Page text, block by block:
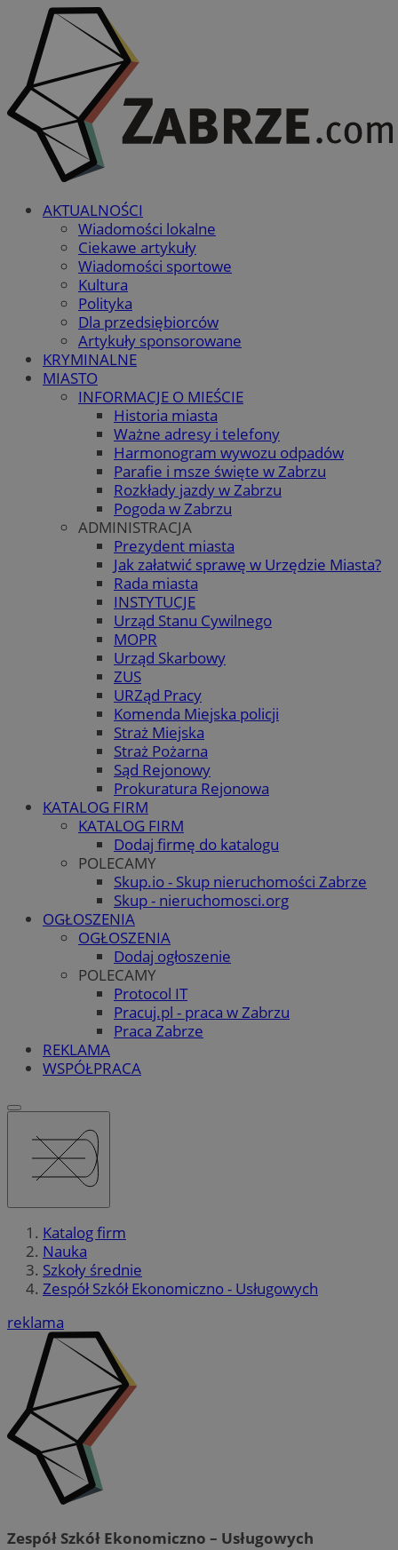
AKTUALNOŚCI
Wiadomości lokalne
Ciekawe artykuły
Wiadomości sportowe
Kultura
Polityka
Dla przedsiębiorców
Artykuły sponsorowane
KRYMINALNE
MIASTO
INFORMACJE O MIEŚCIE
Historia miasta
Ważne adresy i telefony
Harmonogram wywozu odpadów
Parafie i msze święte w Zabrzu
Rozkłady jazdy w Zabrzu
Pogoda w Zabrzu
ADMINISTRACJA
Prezydent miasta
Jak załatwić sprawę w Urzędzie Miasta?
Rada miasta
INSTYTUCJE
Urząd Stanu Cywilnego
MOPR
Urząd Skarbowy
ZUS
URZąd Pracy
Komenda Miejska policji
Straż Miejska
Straż Pożarna
Sąd Rejonowy
Prokuratura Rejonowa
KATALOG FIRM
KATALOG FIRM
Dodaj firmę do katalogu
POLECAMY
Skup.io - Skup nieruchomości Zabrze
Skup - nieruchomosci.org
OGŁOSZENIA
OGŁOSZENIA
Dodaj ogłoszenie
POLECAMY
Protocol IT
Pracuj.pl - praca w Zabrzu
Praca Zabrze
REKLAMA
WSPÓŁPRACA
Katalog firm
Nauka
Szkoły średnie
Zespół Szkół Ekonomiczno - Usługowych
reklama
Zespół Szkół Ekonomiczno – Usługowych